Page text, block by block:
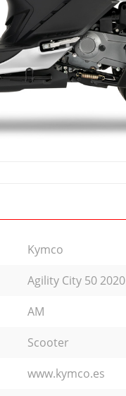
Kymco
Agility City 50 2020
AM
Scooter
www.kymco.es